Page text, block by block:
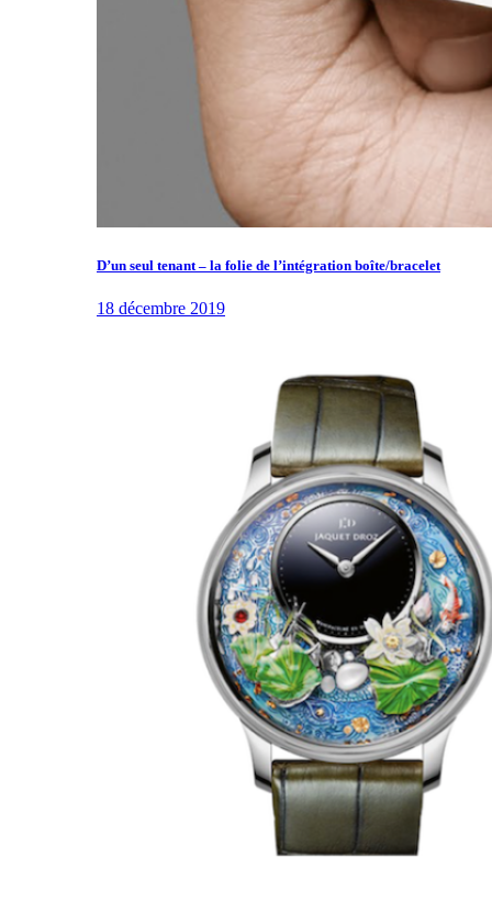
D’un seul tenant – la folie de l’intégration boîte/bracelet
18 décembre 2019